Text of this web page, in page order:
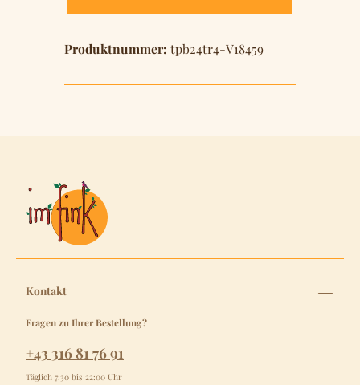
Produktnummer: tpb24tr4-V18459
Kontakt
Fragen zu Ihrer Bestellung?
+43 316 81 76 91
Täglich 7:30 bis 22:00 Uhr